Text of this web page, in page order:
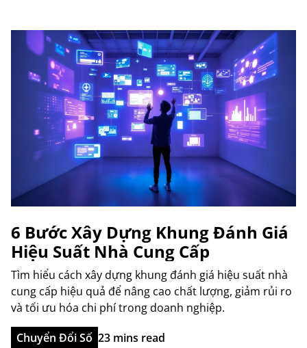
6 Bước Xây Dựng Khung Đánh Giá
Hiệu Suất Nhà Cung Cấp
Tìm hiểu cách xây dựng khung đánh giá hiệu suất nhà
cung cấp hiệu quả để nâng cao chất lượng, giảm rủi ro
và tối ưu hóa chi phí trong doanh nghiệp.
Chuyển Đổi Số 23 mins read